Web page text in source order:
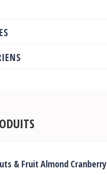
& Fruit Almond Cranberry